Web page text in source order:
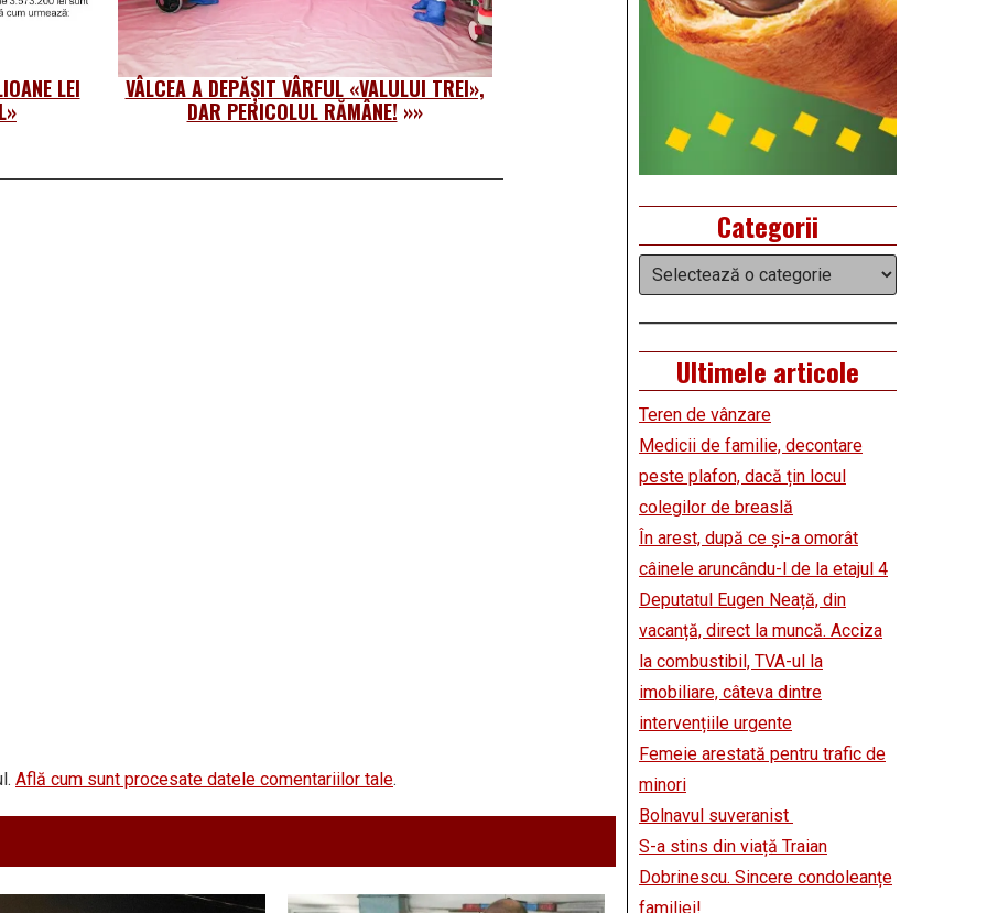
LEI
VÂLCEA A DEPĂȘIT VÂRFUL «VALULUI TREI»,
DAR PERICOLUL RĂMÂNE! »»
Află cum sunt procesate datele comentariilor tale.
Categorii
Categorii
Ultimele articole
Teren de vânzare
Medicii de familie, decontare
peste plafon, dacă țin locul
colegilor de breaslă
În arest, după ce și-a omorât
câinele aruncându-l de la etajul 4
Deputatul Eugen Neață, din
vacanță, direct la muncă. Acciza
la combustibil, TVA-ul la
imobiliare, câteva dintre
intervențiile urgente
Femeie arestată pentru trafic de
minori
Bolnavul suveranist
S-a stins din viață Traian
Dobrinescu. Sincere condoleanțe
familiei!